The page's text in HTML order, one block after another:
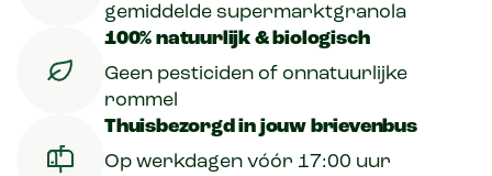
gemiddelde supermarktgranola
100% natuurlijk​ & biologisch
Geen pesticiden of onnatuurlijke
rommel
Thuisbezorgd in jouw brievenbus
Op werkdagen vóór 17:00 uur